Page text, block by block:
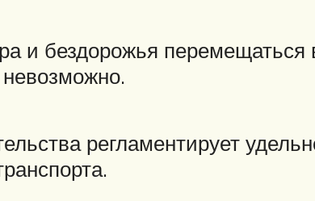
и бездорожья
регламентирует